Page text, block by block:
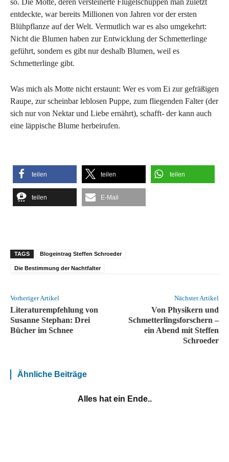
entdeckte, war bereits Millionen von Jahren vor der ersten
Blühpflanze auf der Welt. Vermutlich war es also umgekehrt:
Nicht die Blumen haben zur Entwicklung der Schmetterlinge
geführt, sondern es gibt nur deshalb Blumen, weil es
Schmetterlinge gibt.
Was mich als Motte nicht erstaunt: Wer es vom Ei zur gefräßigen
Raupe, zur scheinbar leblosen Puppe, zum fliegenden Falter (der
sich nur von Nektar und Liebe ernährt), schafft- der kann auch
eine läppische Blume herbeirufen.
teilen teilen teilen
teilen E-Mail
TAGS Blogeintrag Steffen Schroeder
Die Bestimmung der Nachtfalter
Vorheriger Artikel
Literaturempfehlung von
Susanne Stephan: Drei
Bücher im Schnee
Nächster Artikel
Von Physikern und
Schmetterlingsforschern –
ein Abend mit Steffen
Schroeder
Ähnliche Beiträge
Alles hat ein Ende..